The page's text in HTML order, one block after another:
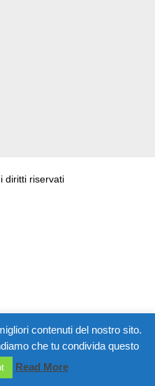
contenuti del nostro sito.
che tu condivida questo
Read More
diritti riservati